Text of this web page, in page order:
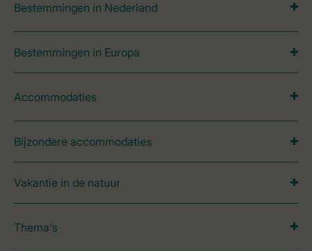
Bestemmingen in Nederland
Bestemmingen in Europa
Accommodaties
Bijzondere accommodaties
Vakantie in de natuur
Thema's